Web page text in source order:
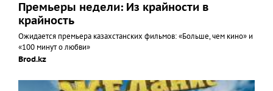
Премьеры недели: Из крайности в
крайность
Ожидается премьера казахстанских фильмов: «Больше, чем кино» и
«100 минут о любви»
Brod.kz